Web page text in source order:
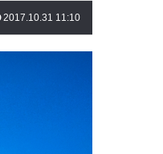
2017.10.31 11:10